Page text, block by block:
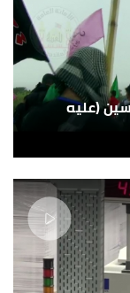
(عليه